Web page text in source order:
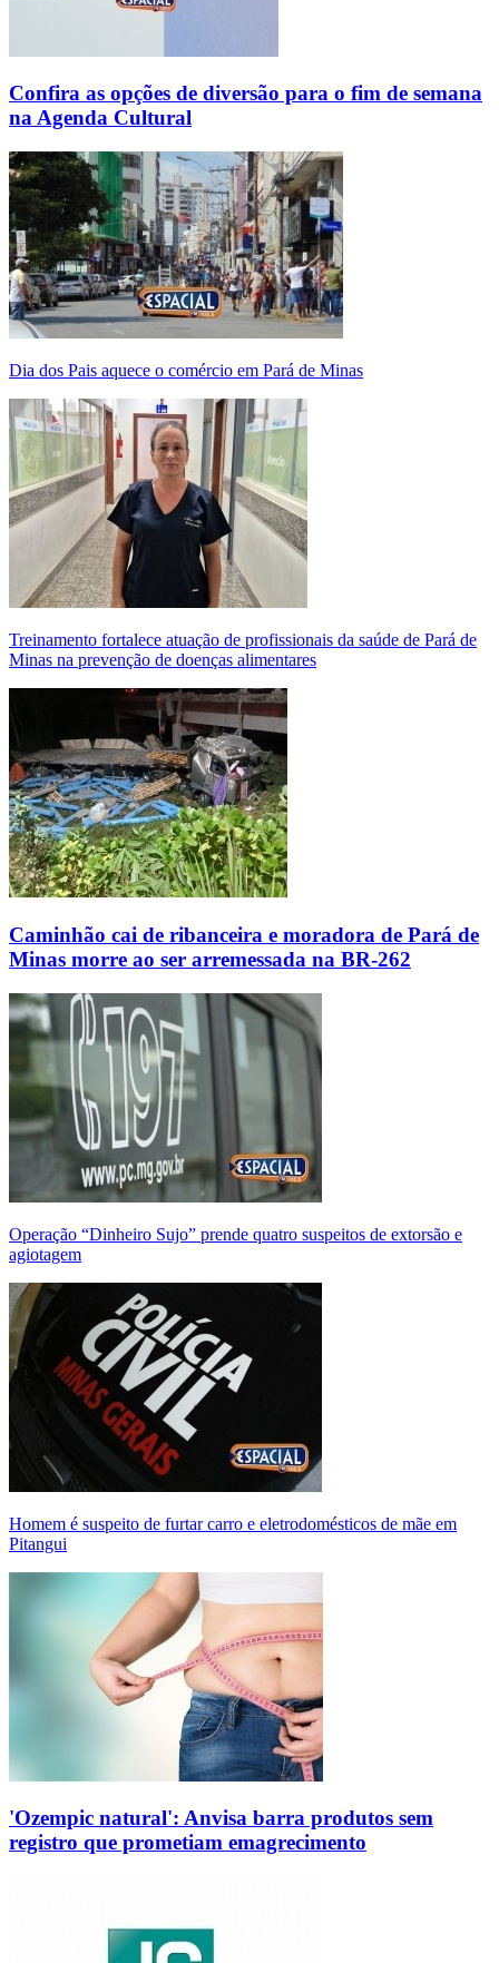
Confira as opções de diversão para o fim de semana
na Agenda Cultural
Dia dos Pais aquece o comércio em Pará de Minas
Treinamento fortalece atuação de profissionais da saúde de Pará de
Minas na prevenção de doenças alimentares
Caminhão cai de ribanceira e moradora de Pará de
Minas morre ao ser arremessada na BR-262
Operação “Dinheiro Sujo” prende quatro suspeitos de extorsão e
agiotagem
Homem é suspeito de furtar carro e eletrodomésticos de mãe em
Pitangui
'Ozempic natural': Anvisa barra produtos sem
registro que prometiam emagrecimento